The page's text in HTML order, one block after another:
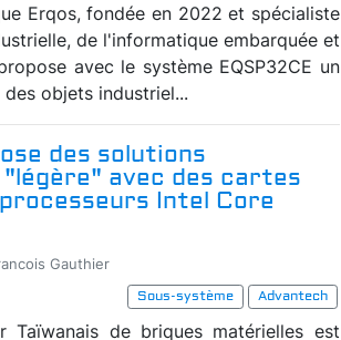
Erqos, fondée en 2022 et spécialiste
de l'informatique embarquée et
avec le système EQSP32CE un
objets industriel...
des solutions
avec des cartes
Intel Core
Gauthier
Sous-système
Advantech
Taïwanais de briques matérielles est